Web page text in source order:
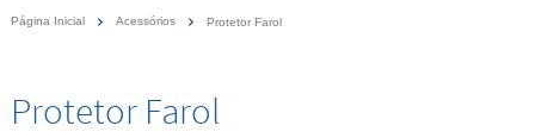
Página Inicial Acessórios Protetor Farol
Protetor Farol